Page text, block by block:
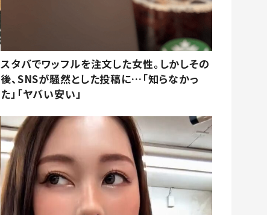
スタバでワッフルを注文した女性。しかしその
後、SNSが騒然とした投稿に…「知らなかっ
た」「ヤバい安い」